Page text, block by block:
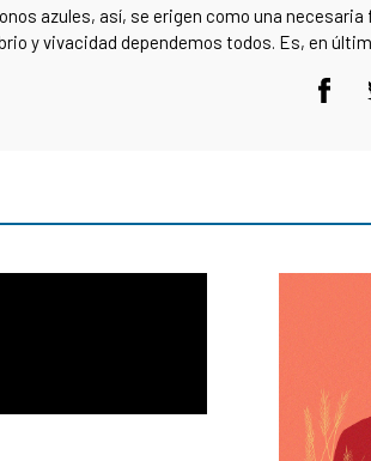
azules, así, se erigen como una
y vivacidad dependemos todos. Es, en